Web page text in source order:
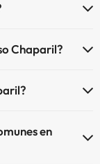
instalaciones.
Chaparil?
en